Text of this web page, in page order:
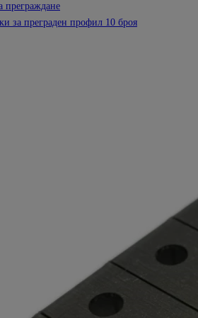
преграждане
за преграден профил 10 броя